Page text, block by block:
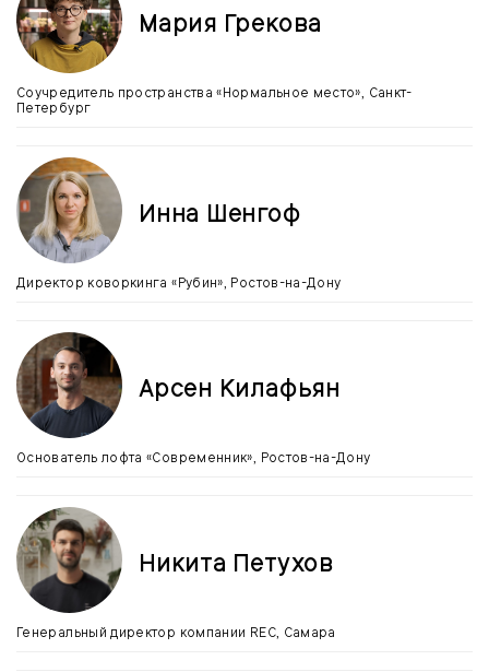
Мария Грекова
Соучредитель пространства «Нормальное место», Санкт-
Петербург
Инна Шенгоф
Директор коворкинга «Рубин», Ростов-на-Дону
Арсен Килафьян
Основатель лофта «Современник», Ростов-на-Дону
Никита Петухов
Генеральный директор компании REC, Самара